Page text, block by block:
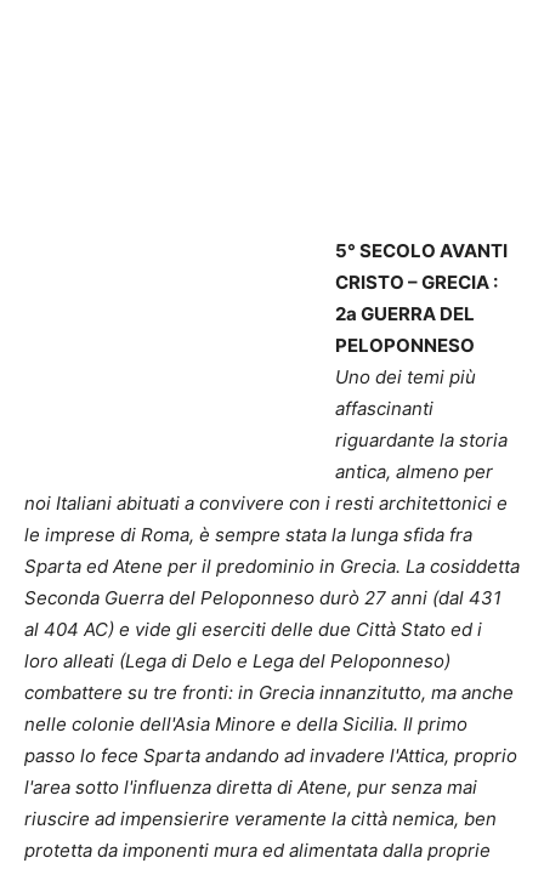
5° SECOLO AVANTI
CRISTO – GRECIA :
2a GUERRA DEL
PELOPONNESO
Uno dei temi più
affascinanti
riguardante la storia
antica, almeno per
noi Italiani abituati a convivere con i resti architettonici e
le imprese di Roma, è sempre stata la lunga sfida fra
Sparta ed Atene per il predominio in Grecia. La cosiddetta
Seconda Guerra del Peloponneso durò 27 anni (dal 431
al 404 AC) e vide gli eserciti delle due Città Stato ed i
loro alleati (Lega di Delo e Lega del Peloponneso)
combattere su tre fronti: in Grecia innanzitutto, ma anche
nelle colonie dell'Asia Minore e della Sicilia. Il primo
passo lo fece Sparta andando ad invadere l'Attica, proprio
l'area sotto l'influenza diretta di Atene, pur senza mai
riuscire ad impensierire veramente la città nemica, ben
protetta da imponenti mura ed alimentata dalla proprie